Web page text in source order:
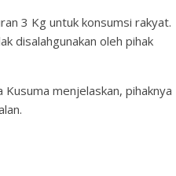
3 Kg untuk konsumsi rakyat.
disalahgunakan oleh pihak
menjelaskan, pihaknya